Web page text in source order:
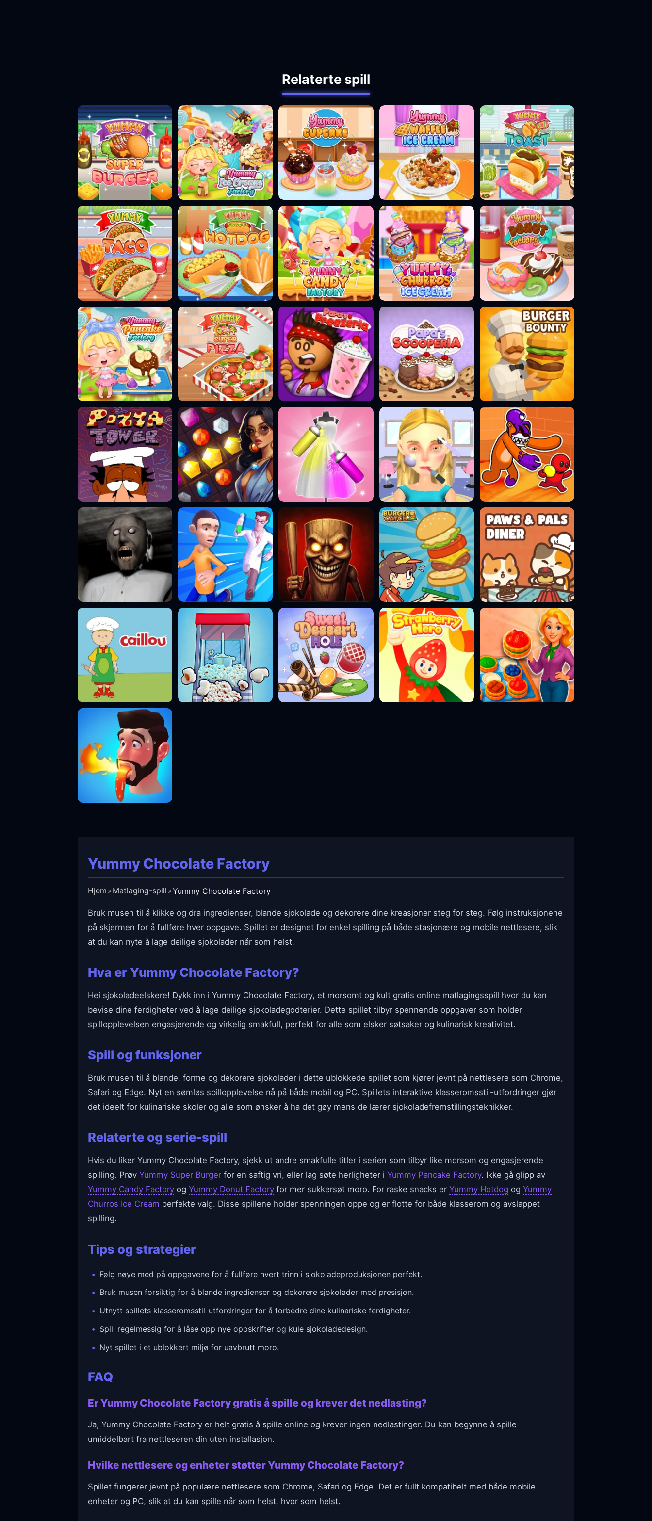
Yummy Chocolate Factory
Hjem » Matlaging-spill »Yummy Chocolate Factory
Bruk musen til å klikke og dra ingredienser, blande sjokolade og dekorere dine kreasjoner steg for steg. Følg instruksjonene
på skjermen for å fullføre hver oppgave. Spillet er designet for enkel spilling på både stasjonære og mobile nettlesere, slik
at du kan nyte å lage deilige sjokolader når som helst.
Hva er Yummy Chocolate Factory?
Hei sjokoladeelskere! Dykk inn i Yummy Chocolate Factory, et morsomt og kult gratis online matlagingsspill hvor du kan
bevise dine ferdigheter ved å lage deilige sjokoladegodterier. Dette spillet tilbyr spennende oppgaver som holder
spillopplevelsen engasjerende og virkelig smakfull, perfekt for alle som elsker søtsaker og kulinarisk kreativitet.
Spill og funksjoner
Bruk musen til å blande, forme og dekorere sjokolader i dette ublokkede spillet som kjører jevnt på nettlesere som Chrome,
Safari og Edge. Nyt en sømløs spillopplevelse nå på både mobil og PC. Spillets interaktive klasseromsstil-utfordringer gjør
det ideelt for kulinariske skoler og alle som ønsker å ha det gøy mens de lærer sjokoladefremstillingsteknikker.
Relaterte og serie-spill
Hvis du liker Yummy Chocolate Factory, sjekk ut andre smakfulle titler i serien som tilbyr like morsom og engasjerende
spilling. Prøv Yummy Super Burger for en saftig vri, eller lag søte herligheter i Yummy Pancake Factory. Ikke gå glipp av
Yummy Candy Factory og Yummy Donut Factory for mer sukkersøt moro. For raske snacks er Yummy Hotdog og Yummy
Churros Ice Cream perfekte valg. Disse spillene holder spenningen oppe og er flotte for både klasserom og avslappet
spilling.
Tips og strategier
Følg nøye med på oppgavene for å fullføre hvert trinn i sjokoladeproduksjonen perfekt.
Bruk musen forsiktig for å blande ingredienser og dekorere sjokolader med presisjon.
Utnytt spillets klasseromsstil-utfordringer for å forbedre dine kulinariske ferdigheter.
Spill regelmessig for å låse opp nye oppskrifter og kule sjokoladedesign.
Nyt spillet i et ublokkert miljø for uavbrutt moro.
FAQ
Er Yummy Chocolate Factory gratis å spille og krever det nedlasting?
Ja, Yummy Chocolate Factory er helt gratis å spille online og krever ingen nedlastinger. Du kan begynne å spille
umiddelbart fra nettleseren din uten installasjon.
Hvilke nettlesere og enheter støtter Yummy Chocolate Factory?
Spillet fungerer jevnt på populære nettlesere som Chrome, Safari og Edge. Det er fullt kompatibelt med både mobile
enheter og PC, slik at du kan spille når som helst, hvor som helst.
Relaterte spill